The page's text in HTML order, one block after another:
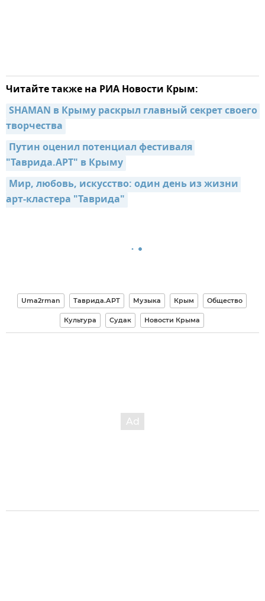
Читайте также на РИА Новости Крым:
SHAMAN в Крыму раскрыл главный секрет своего
творчества
Путин оценил потенциал фестиваля
"Таврида.АРТ" в Крыму
Мир, любовь, искусство: один день из жизни
арт-кластера "Таврида"
Uma2rman Таврида.АРТ Музыка Крым Общество
Культура Судак Новости Крыма